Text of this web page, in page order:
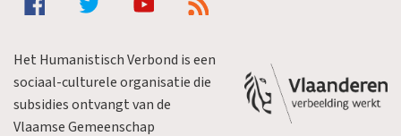
Het Humanistisch Verbond is een
sociaal-culturele organisatie die
subsidies ontvangt van de
Vlaamse Gemeenschap